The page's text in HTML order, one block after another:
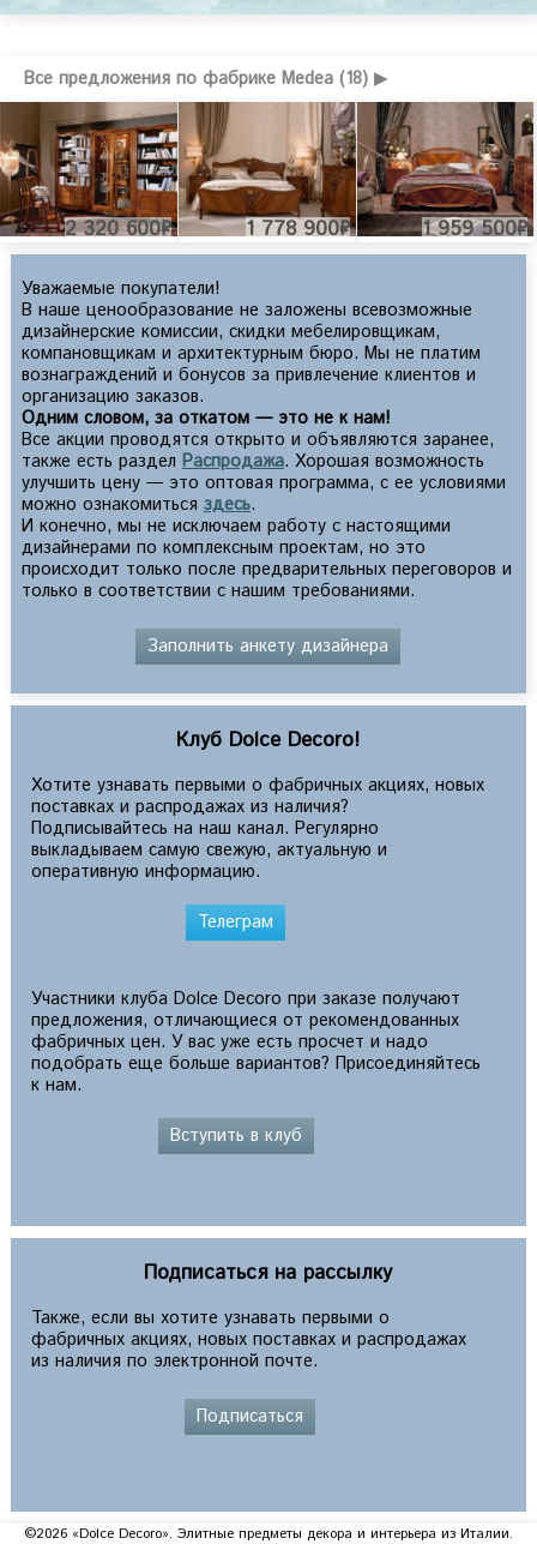
Все предложения по фабрике Medea (18) ▶
2 320 600₽ 1 778 900₽ 1 959 500₽
Уважаемые покупатели!
В наше ценообразование не заложены всевозможные
дизайнерские комиссии, скидки мебелировщикам,
компановщикам и архитектурным бюро. Мы не платим
вознаграждений и бонусов за привлечение клиентов и
организацию заказов.
Одним словом, за откатом — это не к нам!
Все акции проводятся открыто и объявляются заранее,
также есть раздел Распродажа. Хорошая возможность
улучшить цену — это оптовая программа, с ее условиями
можно ознакомиться здесь.
И конечно, мы не исключаем работу с настоящими
дизайнерами по комплексным проектам, но это
происходит только после предварительных переговоров и
только в соответствии с нашим требованиями.
Заполнить анкету дизайнера
Клуб Dolce Decoro!
Хотите узнавать первыми о фабричных акциях, новых
поставках и распродажах из наличия?
Подписывайтесь на наш канал. Регулярно
выкладываем самую свежую, актуальную и
оперативную информацию.
Телеграм
Участники клуба Dolce Decoro при заказе получают
предложения, отличающиеся от рекомендованных
фабричных цен. У вас уже есть просчет и надо
подобрать еще больше вариантов? Присоединяйтесь
к нам.
Вступить в клуб
Подписаться на рассылку
Также, если вы хотите узнавать первыми о
фабричных акциях, новых поставках и распродажах
из наличия по электронной почте.
Подписаться
©2026 «Dolce Decoro». Элитные предметы декора и интерьера из Италии.